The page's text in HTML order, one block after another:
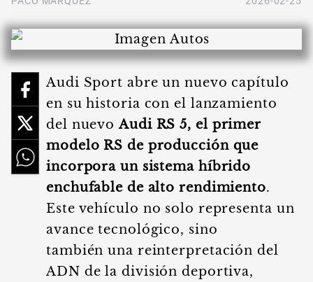
Audi Sport abre un nuevo capítulo
en su historia con el lanzamiento
del nuevo Audi RS 5, el primer
modelo RS de producción que
incorpora un sistema híbrido
enchufable de alto rendimiento.
Este vehículo no solo representa un
avance tecnológico, sino
también una reinterpretación del
ADN de la división deportiva,